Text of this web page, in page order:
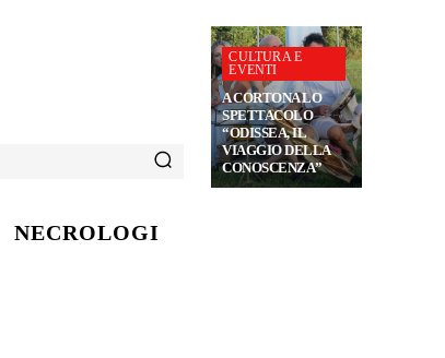
CULTURA E
EVENTI
A CORTONA LO
SPETTACOLO
“ODISSEA, IL
VIAGGIO DELLA
CONOSCENZA”
NECROLOGI